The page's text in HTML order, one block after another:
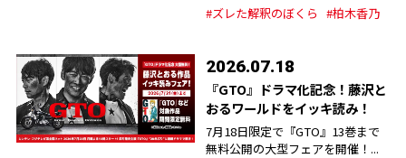
#ズレた解釈のぼくら #柏木香乃
2026.07.18
『GTO』ドラマ化記念！藤沢と
おるワールドをイッキ読み！
7月18日限定で『GTO』13巻まで
無料公開の大型フェアを開催！...